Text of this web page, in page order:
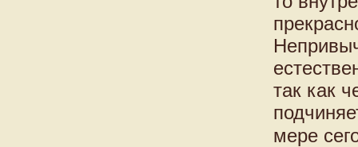
так как
мере